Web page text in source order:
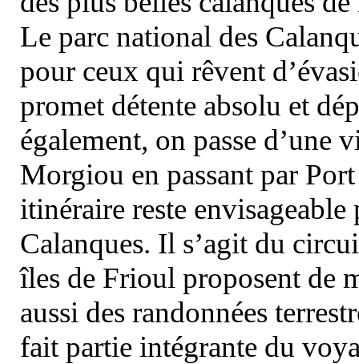
Le parc national des
pour ceux qui rêvent
promet détente absolu et
également, on passe d’une
Morgiou en passant par
itinéraire reste
Calanques. Il s’agit du
îles de Frioul proposent de
aussi des randonnées
fait partie intégrante du